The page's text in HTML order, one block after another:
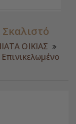
ΟΙΚΙΑΣ